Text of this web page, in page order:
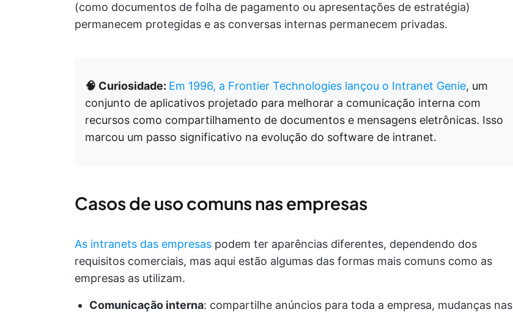
(como documentos de folha de pagamento ou apresentações de estratégia)
permanecem protegidas e as conversas internas permanecem privadas.
🧠 Curiosidade: Em 1996, a Frontier Technologies lançou o Intranet Genie, um
conjunto de aplicativos projetado para melhorar a comunicação interna com
recursos como compartilhamento de documentos e mensagens eletrônicas. Isso
marcou um passo significativo na evolução do software de intranet.
Casos de uso comuns nas empresas
As intranets das empresas podem ter aparências diferentes, dependendo dos
requisitos comerciais, mas aqui estão algumas das formas mais comuns como as
empresas as utilizam.
Comunicação interna: compartilhe anúncios para toda a empresa, mudanças nas